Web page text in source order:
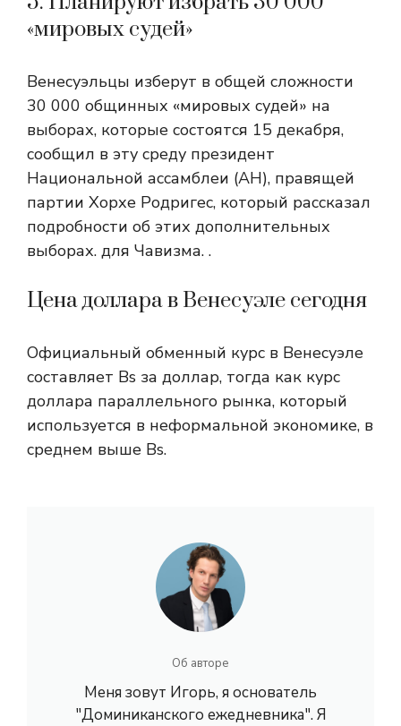
«мировых судей»
Венесуэльцы изберут в общей сложности
30 000 общинных «мировых судей» на
выборах, которые состоятся 15 декабря,
сообщил в эту среду президент
Национальной ассамблеи (АН), правящей
партии Хорхе Родригес, который рассказал
подробности об этих дополнительных
выборах. для Чавизма. .
Цена доллара в Венесуэле сегодня
Официальный обменный курс в Венесуэле
составляет Bs за доллар, тогда как курс
доллара параллельного рынка, который
используется в неформальной экономике, в
среднем выше Bs.
Об авторе
Меня зовут Игорь, я основатель
"Доминиканского ежедневника". Я